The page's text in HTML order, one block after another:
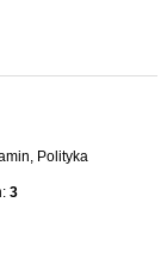
, Polityka
3